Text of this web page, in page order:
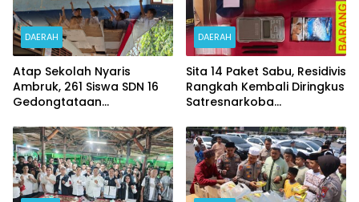
DAERAH
Atap Sekolah Nyaris
Ambruk, 261 Siswa SDN 16
Gedongtataan
Demi Belajar
DAERAH
Sita 14 Paket Sabu, Residivis
Rangkah Kembali Diringkus
Satresnarkoba